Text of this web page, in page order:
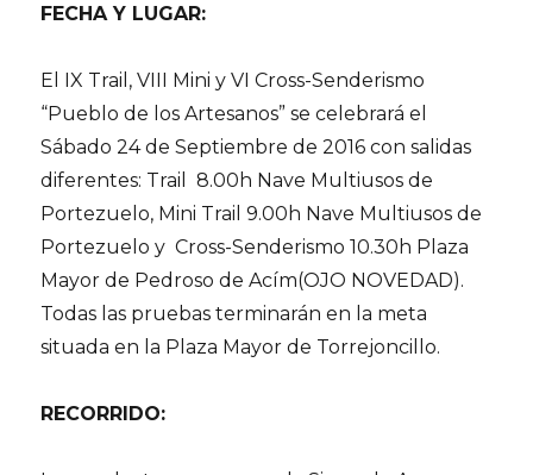
FECHA Y LUGAR:
El IX Trail, VIII Mini y VI Cross-Senderismo
“Pueblo de los Artesanos” se celebrará el
Sábado 24 de Septiembre de 2016 con salidas
diferentes: Trail 8.00h Nave Multiusos de
Portezuelo, Mini Trail 9.00h Nave Multiusos de
Portezuelo y Cross-Senderismo 10.30h Plaza
Mayor de Pedroso de Acím(OJO NOVEDAD).
Todas las pruebas terminarán en la meta
situada en la Plaza Mayor de Torrejoncillo.
RECORRIDO: